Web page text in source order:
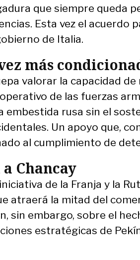
que siempre queda
Esta vez el acuerdo
de Italia.
más
valorar la capacidad
de las fuerzas
embestida rusa sin el
Un apoyo que,
al cumplimiento de
Chancay
de la Franja y la
atraerá la mitad del
sin embargo, sobre el
estratégicas de